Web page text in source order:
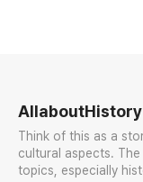
AllaboutHistory
Think of this as a
cultural aspects.
topics, especially